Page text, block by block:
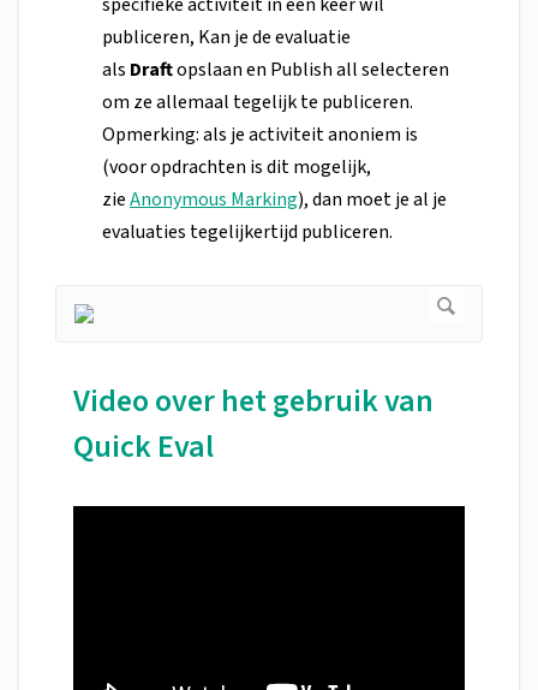
publiceren, Kan je de evaluatie
als Draftopslaan en Publish all selecteren
om ze allemaal tegelijk te publiceren.
Opmerking: als je activiteit anoniem is
(voor opdrachten is dit mogelijk,
zieAnonymous Marking), dan moet je al je
evaluaties tegelijkertijd publiceren.
Video over het gebruik van
Quick Eval